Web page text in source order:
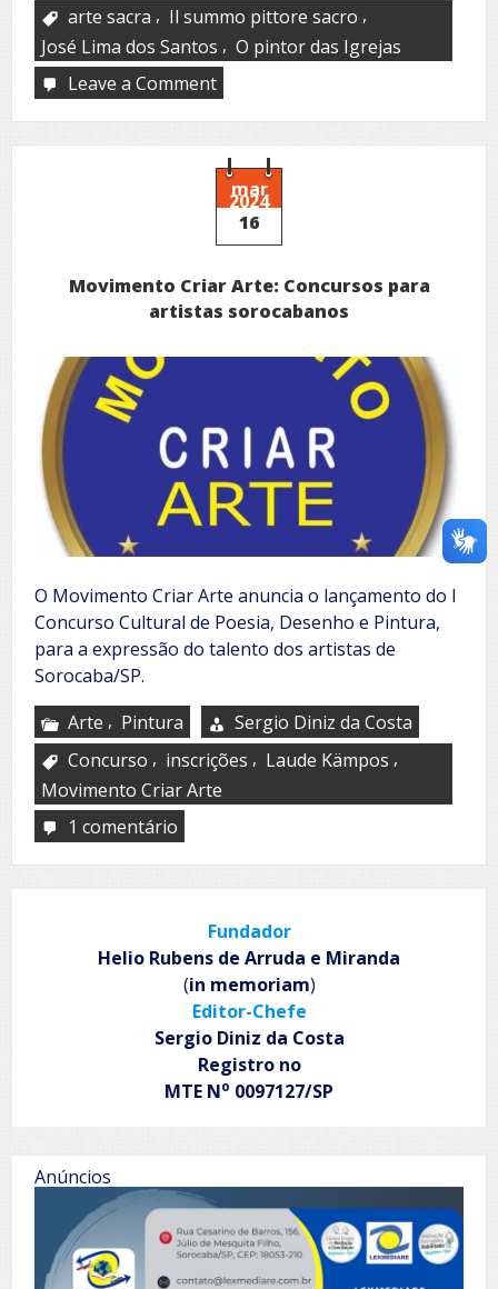
arte sacra , Il summo pittore sacro ,
José Lima dos Santos , O pintor das Igrejas
Leave a Commenton
Lima
dos
Santos
O
pintor
das
mar
2024
16
Movimento Criar Arte: Concursos para
artistas sorocabanos
O Movimento Criar Arte anuncia o lançamento do I
Concurso Cultural de Poesia, Desenho e Pintura,
para a expressão do talento dos artistas de
Sorocaba/SP.
Arte , Pintura
Sergio Diniz da Costa
Concurso , inscrições , Laude Kämpos ,
Movimento Criar Arte
1 comentário
Criar
para
artistas
sorocabanos
Fundador
Helio Rubens de Arruda e Miranda
(in memoriam)
Editor-Chefe
Sergio Diniz da Costa
Registro no
MTE No 0097127/SP
Anúncios